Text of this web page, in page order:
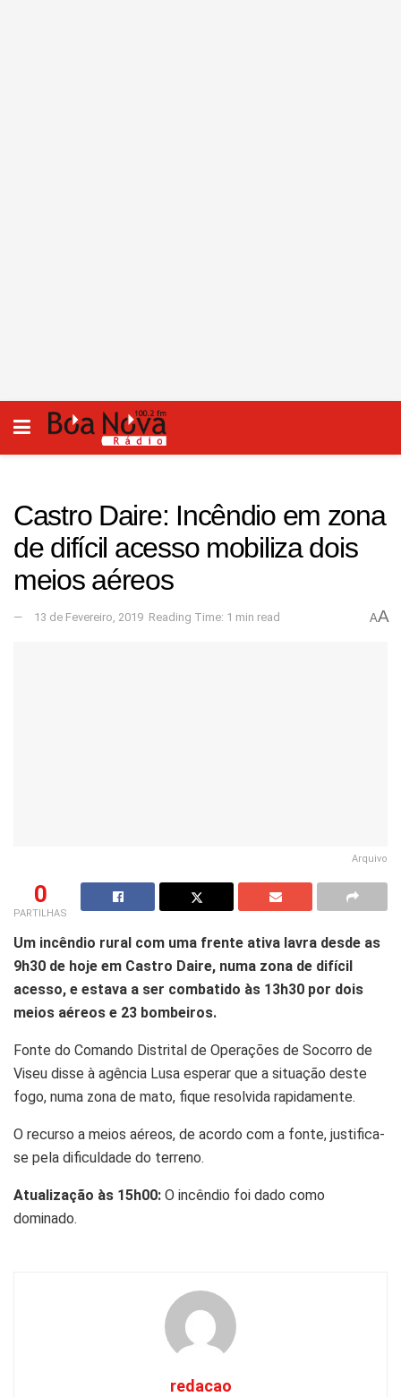
Castro Daire: Incêndio em zona
de difícil acesso mobiliza dois
meios aéreos
13 de Fevereiro, 2019 Reading Time: 1 min read AA
Arquivo
0
PARTILHAS
Um incêndio rural com uma frente ativa lavra desde as
9h30 de hoje em Castro Daire, numa zona de difícil
acesso, e estava a ser combatido às 13h30 por dois
meios aéreos e 23 bombeiros.
Fonte do Comando Distrital de Operações de Socorro de
Viseu disse à agência Lusa esperar que a situação deste
fogo, numa zona de mato, fique resolvida rapidamente.
O recurso a meios aéreos, de acordo com a fonte, justifica-
se pela dificuldade do terreno.
Atualização às 15h00: O incêndio foi dado como
dominado.
redacao